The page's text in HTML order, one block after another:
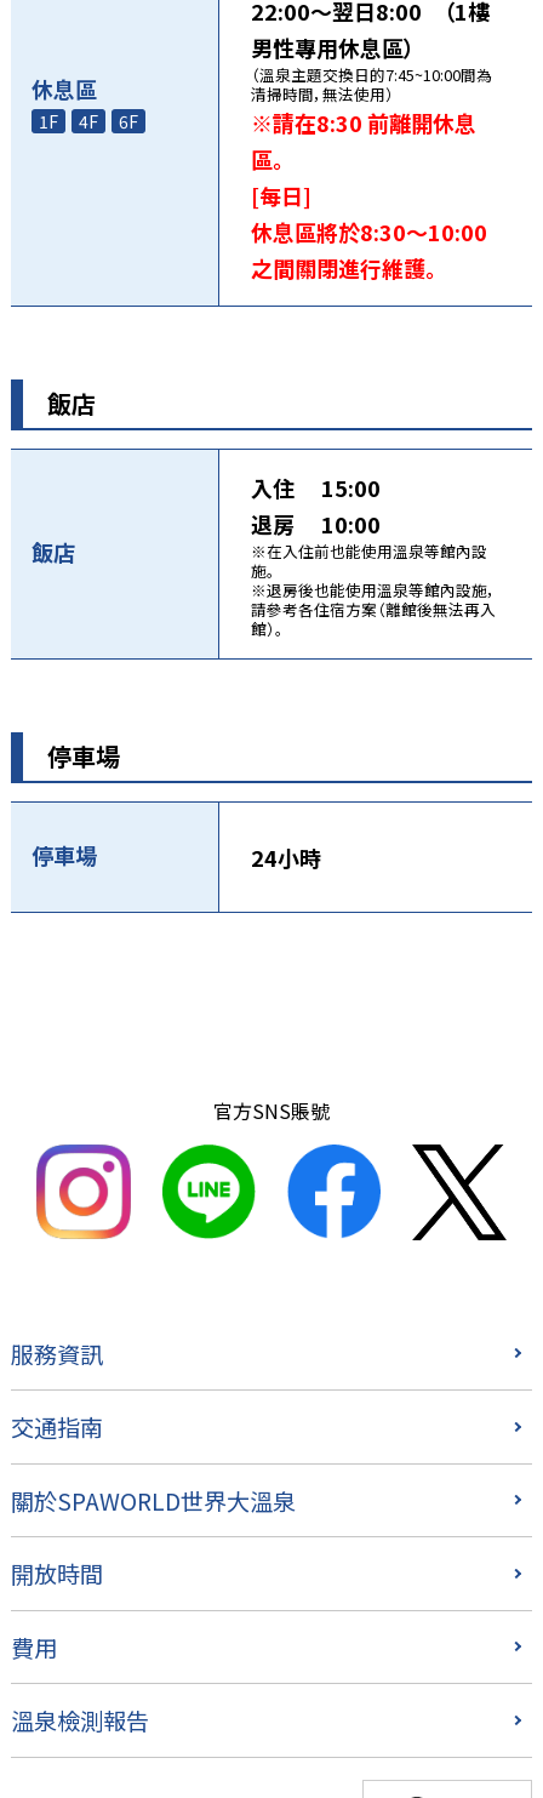
1F 4F 6F
休息區
22:00～翌日8:00 （1樓
男性專用休息區）
（溫泉主題交換日的7:45~10:00間為
清掃時間，無法使用）
※請在8:30 前離開休息
區。
[每日]
休息區將於8:30～10:00
之間關閉進行維護。
飯店
飯店
入住 15:00
退房 10:00
※在入住前也能使用溫泉等館內設
施。
※退房後也能使用溫泉等館內設施，
請參考各住宿方案（離館後無法再入
館）。
停車場
停車場 24小時
官方SNS賬號
服務資訊
交通指南
關於SPAWORLD世界大溫泉
開放時間
費用
溫泉檢測報告